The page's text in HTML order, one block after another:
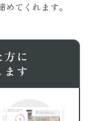
てくれます。